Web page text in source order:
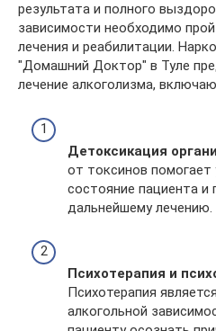
результата и полного
зависимости необходимо
лечения и реабилитации.
"Домашний Доктор" в Туле
лечение алкоголизма,
Детоксикация
от токсинов
состояние пациента и
дальнейшему лечению.
Психотерапия и
Психотерапия
алкогольной